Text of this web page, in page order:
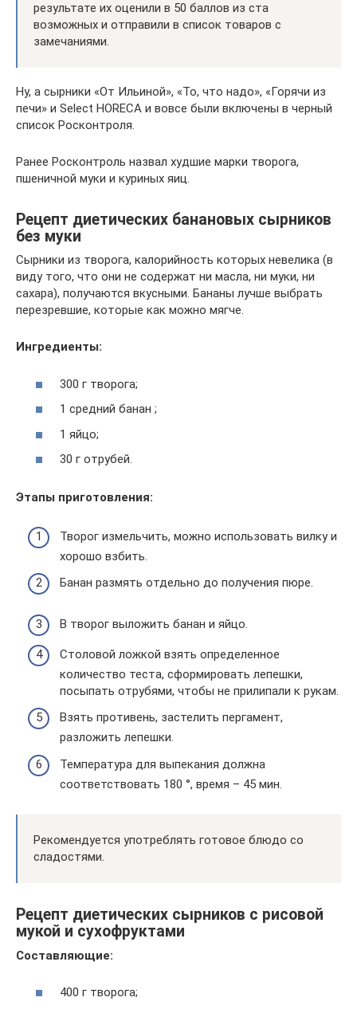
результате их оценили в 50 баллов из ста
возможных и отправили в список товаров с
замечаниями.
Ну, а сырники «От Ильиной», «То, что надо», «Горячи из
печи» и Select HORECA и вовсе были включены в черный
список Росконтроля.
Ранее Росконтроль назвал худшие марки творога,
пшеничной муки и куриных яиц.
Рецепт диетических банановых сырников
без муки
Сырники из творога, калорийность которых невелика (в
виду того, что они не содержат ни масла, ни муки, ни
сахара), получаются вкусными. Бананы лучше выбрать
перезревшие, которые как можно мягче.
Ингредиенты:
300 г творога;
1 средний банан ;
1 яйцо;
30 г отрубей.
Этапы приготовления:
Творог измельчить, можно использовать вилку и
хорошо взбить.
Банан размять отдельно до получения пюре.
В творог выложить банан и яйцо.
Столовой ложкой взять определенное
количество теста, сформировать лепешки,
посыпать отрубями, чтобы не прилипали к рукам.
Взять противень, застелить пергамент,
разложить лепешки.
Температура для выпекания должна
соответствовать 180 °, время – 45 мин.
Рекомендуется употреблять готовое блюдо со
сладостями.
Рецепт диетических сырников с рисовой
мукой и сухофруктами
Составляющие:
400 г творога;